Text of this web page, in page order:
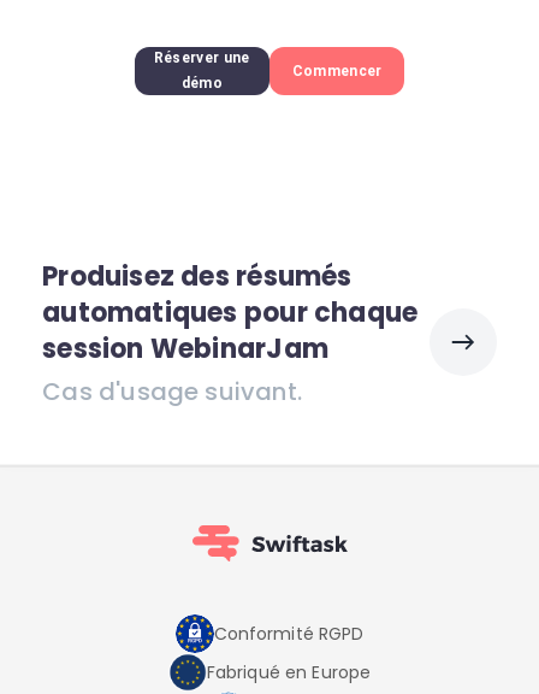
Réserver une
démo
Commencer
Produisez des résumés
automatiques pour chaque
session WebinarJam
Cas d'usage suivant.
Conformité RGPD
Fabriqué en Europe